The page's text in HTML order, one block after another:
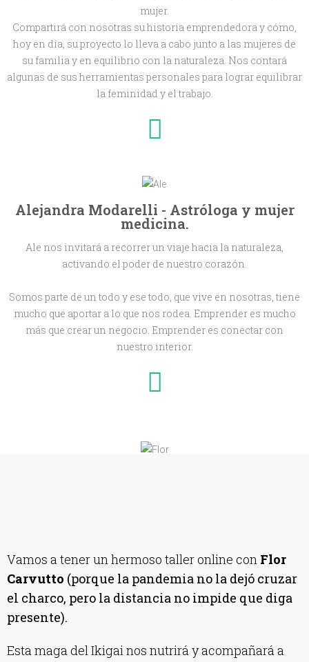
mujer.
Compartirá con nosotras su historia emprendedora y cómo,
hoy en día, su proyecto lo lleva a cabo junto a las mujeres de
su familia y en equilibrio con la naturaleza. Nos contará
algunas de sus herramientas personales para lograr equilibrar
la feminidad y el trabajo.
Alejandra Modarelli - Astróloga y mujer
medicina.
Ale nos invitará a recorrer un viaje hacia la naturaleza,
activando el poder de nuestro corazón.
Somos parte de un todo y ese todo, que vive en nosotras, tiene
mucho que aportar a lo que nos rodea. Emprender es mucho
más que crear un negocio. Emprender es conectar con
nuestro interior.
Vamos a tener un hermoso taller online con Flor
Carvutto (porque la pandemia no la dejó cruzar
el charco, pero la distancia no impide que diga
presente).
Esta maga del Ikigai nos nutrirá y acompañará a